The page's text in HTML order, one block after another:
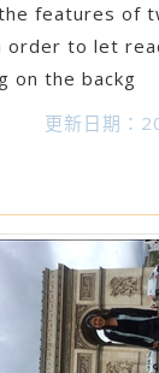
features of
order to let
on the backg
更新日期：